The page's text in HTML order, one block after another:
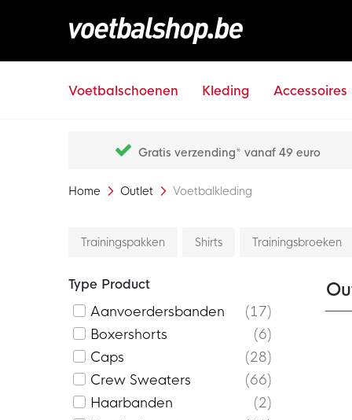
Voetbalschoenen Kleding Accessoires
Gratis verzending* vanaf 49 euro
Home Outlet Voetbalkleding
Trainingspakken Shirts Trainingsbroeken
Type Product
Aanvoerdersbanden
17
Boxershorts
6
Caps
28
Crew Sweaters
66
Haarbanden
2